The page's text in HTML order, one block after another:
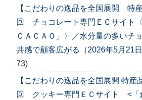
【こだわりの逸品を全国展開 特
回 チョコレート専門ＥＣサイト
ＣＡＣＡＯ」〉／水分量の多いチ
共感で顧客広がる（2026年5月21
73)
【こだわりの逸品を全国展開 特産
回 クッキー専門ＥＣサイト <「